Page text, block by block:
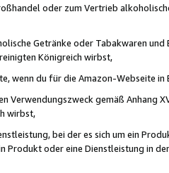
oder zum Vertrieb
Getränke oder Tabakwaren
Königreich wirbst,
wenn du für die Amazon-Webseite in
Verwendungszweck gemäß Anhang
wirbst,
bei der es sich um ein
Produkt oder eine Dienstleistung in